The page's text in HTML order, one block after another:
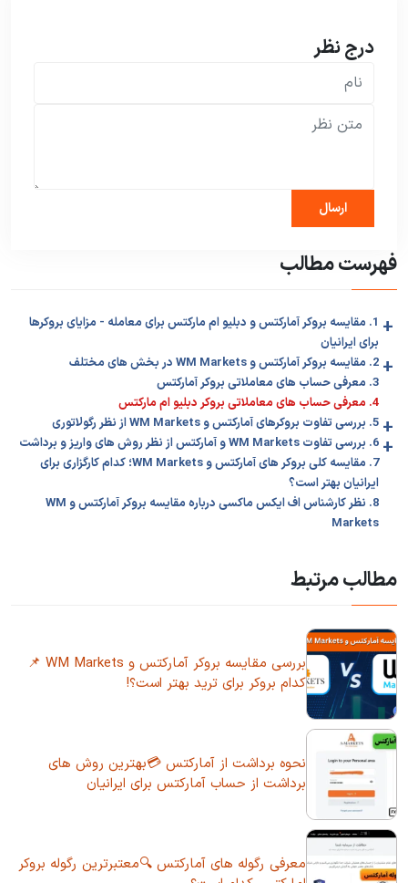
درج نظر
فهرست مطالب
1. مقایسه بروکر آمارکتس و دبلیو ام مارکتس برای معامله - مزایای بروکرها
برای ایرانیان
+
2. مقایسه بروکر آمارکتس و WM Markets در بخش های مختلف +
3. معرفی حساب های معاملاتی بروکر آمارکتس
4. معرفی حساب های معاملاتی بروکر دبلیو ام مارکتس
5. بررسی تفاوت بروکرهای آمارکتس و WM Markets از نظر رگولاتوری +
6. بررسی تفاوت WM Markets و آمارکتس از نظر روش های واریز و برداشت +
7. مقایسه کلی بروکر های آمارکتس و WM Markets؛ کدام کارگزاری برای
ایرانیان بهتر است؟
8. نظر کارشناس اف ایکس ماکسی درباره مقایسه بروکر آمارکتس و WM
Markets
مطالب مرتبط
بررسی مقایسه بروکر آمارکتس و WM Markets 📌
کدام بروکر برای ترید بهتر است؟!
نحوه برداشت از آمارکتس 💳بهترین روش های
برداشت از حساب آمارکتس برای ایرانیان
معرفی رگوله های آمارکتس 🔍معتبرترین رگوله بروکر